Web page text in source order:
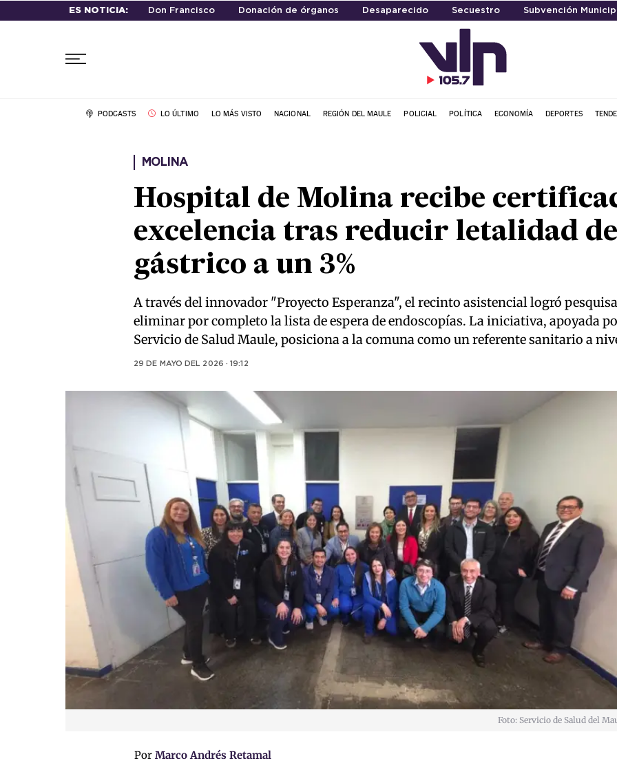
ES NOTICIA: Don Francisco Donación de órganos Desaparecido Secuestro Subvención
PODCASTS LO ÚLTIMO LO MÁS VISTO NACIONAL REGIÓN DEL MAULE POLICIAL POLÍTICA ECONOMÍA DEPORTES
MOLINA
Hospital de Molina recibe
excelencia tras reducir letalidad
gástrico a un 3%
A través del innovador "Proyecto Esperanza", el recinto asistencial logró
eliminar por completo la lista de espera de endoscopías. La iniciativa, apoyada
Servicio de Salud Maule, posiciona a la comuna como un referente sanitario a
29 DE MAYO DEL 2026 · 19:12
Foto: Servicio de Salud del
Por Marco Andrés Retamal